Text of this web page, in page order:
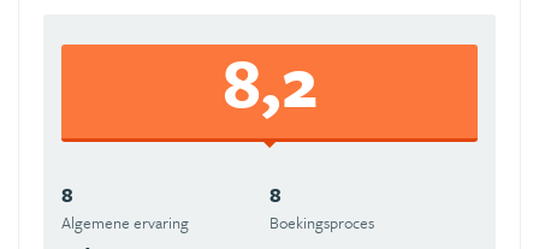
8,2
8
Algemene ervaring
8
Boekingsproces